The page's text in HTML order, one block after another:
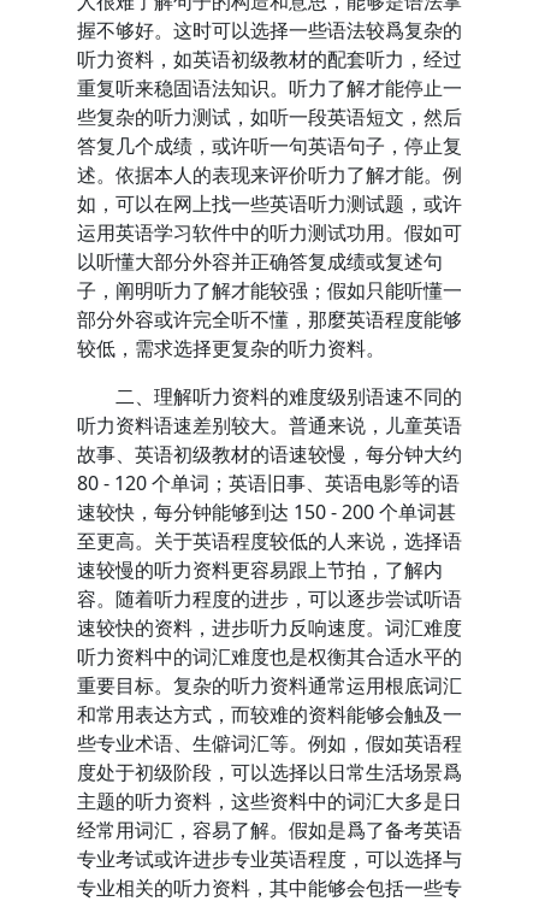
握不够好。这时可以选择一些语法较爲复杂的
听力资料，如英语初级教材的配套听力，经过
重复听来稳固语法知识。听力了解才能停止一
些复杂的听力测试，如听一段英语短文，然后
答复几个成绩，或许听一句英语句子，停止复
述。依据本人的表现来评价听力了解才能。例
如，可以在网上找一些英语听力测试题，或许
运用英语学习软件中的听力测试功用。假如可
以听懂大部分外容并正确答复成绩或复述句
子，阐明听力了解才能较强；假如只能听懂一
部分外容或许完全听不懂，那麼英语程度能够
较低，需求选择更复杂的听力资料。
二、理解听力资料的难度级别语速不同的
听力资料语速差别较大。普通来说，儿童英语
故事、英语初级教材的语速较慢，每分钟大约
80 - 120 个单词；英语旧事、英语电影等的语
速较快，每分钟能够到达 150 - 200 个单词甚
至更高。关于英语程度较低的人来说，选择语
速较慢的听力资料更容易跟上节拍，了解内
容。随着听力程度的进步，可以逐步尝试听语
速较快的资料，进步听力反响速度。词汇难度
听力资料中的词汇难度也是权衡其合适水平的
重要目标。复杂的听力资料通常运用根底词汇
和常用表达方式，而较难的资料能够会触及一
些专业术语、生僻词汇等。例如，假如英语程
度处于初级阶段，可以选择以日常生活场景爲
主题的听力资料，这些资料中的词汇大多是日
经常用词汇，容易了解。假如是爲了备考英语
专业考试或许进步专业英语程度，可以选择与
专业相关的听力资料，其中能够会包括一些专